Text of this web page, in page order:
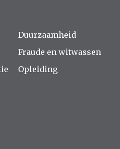
Duurzaamheid
Fraude en witwassen
Opleiding